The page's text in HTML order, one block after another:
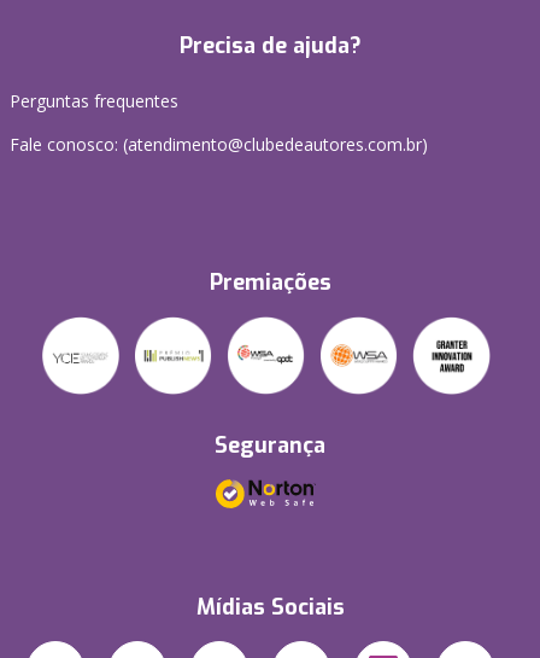
Precisa de ajuda?
Perguntas frequentes
Fale conosco: (atendimento@clubedeautores.com.br)
Premiações
Segurança
Mídias Sociais